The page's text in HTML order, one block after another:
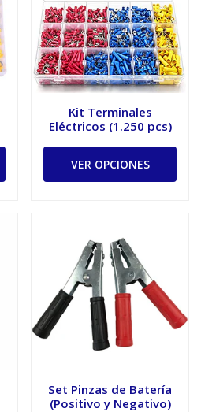
Kit Terminales
Eléctricos (1.250 pcs)
VER OPCIONES
Set Pinzas de Batería
(Positivo y Negativo)